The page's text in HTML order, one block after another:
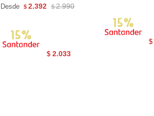
Desde $ 2.392 $ 2.990
$ 2.033
$